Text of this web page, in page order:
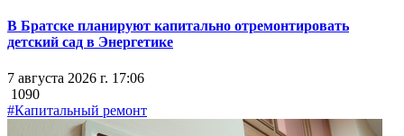
В Братске планируют капитально отремонтировать
детский сад в Энергетике
7 августа 2026 г. 17:06
1090
#Капитальный ремонт